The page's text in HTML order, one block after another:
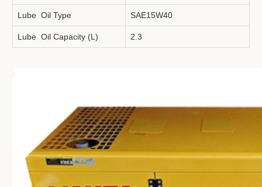
Lube Oil Type SAE15W40
Lube Oil Capacity (L) 2.3